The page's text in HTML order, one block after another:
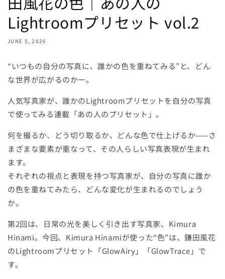
Lightroomプリセット vol.2
JUNE 5, 2026
“いつもの自分の写真に、誰かの色を重ねてみる”と、どん
な世界が広がるのかー。
人気写真家が、誰かのLightroomプリセットを自分の写真
で使ってみる連載「あの人のプリセット」。
何を撮るか、どう切り取るか、どんな色で仕上げるか——さ
まざまな要素が重なって、その人らしい写真表現が生まれ
ます。
それぞれの視点と表現を持つ写真家が、自分の写真に誰か
の色を重ねてみたら、どんな変化が生まれるのでしょう
か。
第2回は、日常の光を美しく引き出す写真家、Kimura
Hinami。今回、Kimura Hinamiが使った“色”は、鎌田風花
のLightroomプリセット「GlowAiry」「GlowTrace」で
す。